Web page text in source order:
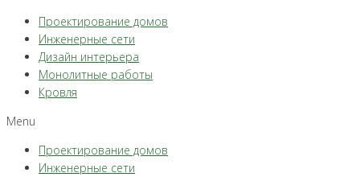
Проектирование домов
Инженерные сети
Дизайн интерьера
Монолитные работы
Кровля
Menu
Проектирование домов
Инженерные сети